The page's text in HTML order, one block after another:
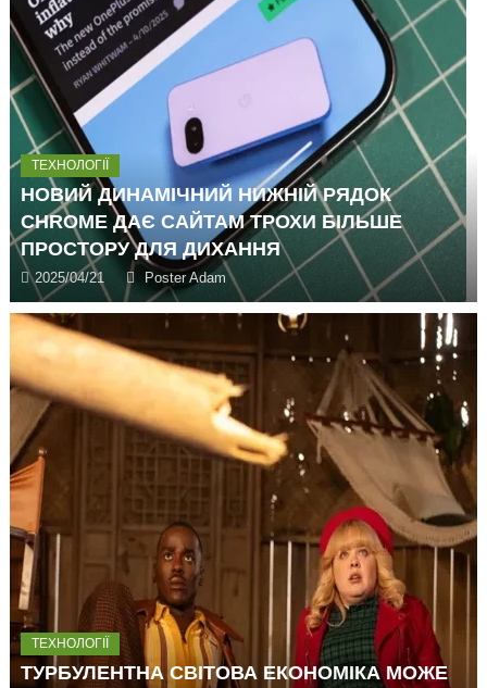
ТЕХНОЛОГІЇ
НОВИЙ ДИНАМІЧНИЙ НИЖНІЙ РЯДОК
CHROME ДАЄ САЙТАМ ТРОХИ БІЛЬШЕ
ПРОСТОРУ ДЛЯ ДИХАННЯ
2025/04/21 Poster Adam
ТЕХНОЛОГІЇ
ТУРБУЛЕНТНА СВІТОВА ЕКОНОМІКА МОЖЕ